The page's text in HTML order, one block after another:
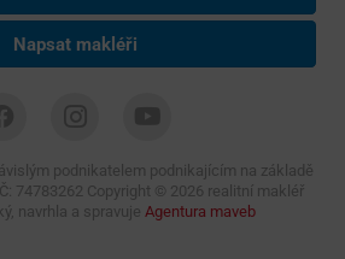
Napsat makléři
podnikatelem podnikajícím na základě
74783262 Copyright © 2026 realitní makléř
navrhla a spravuje Agentura maveb